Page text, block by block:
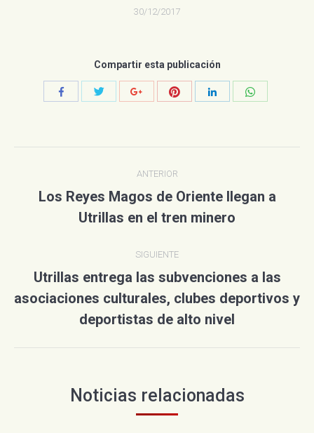
30/12/2017
Compartir esta publicación
CompartirCompartir CompartirCompartirCompartirCompartir
entre
publicaciones
ANTERIOR
Publicación
anterior:
Los Reyes Magos de Oriente llegan a
Utrillas en el tren minero
SIGUIENTE
Publicación
siguiente:
Utrillas entrega las subvenciones a las
asociaciones culturales, clubes deportivos y
deportistas de alto nivel
Noticias relacionadas